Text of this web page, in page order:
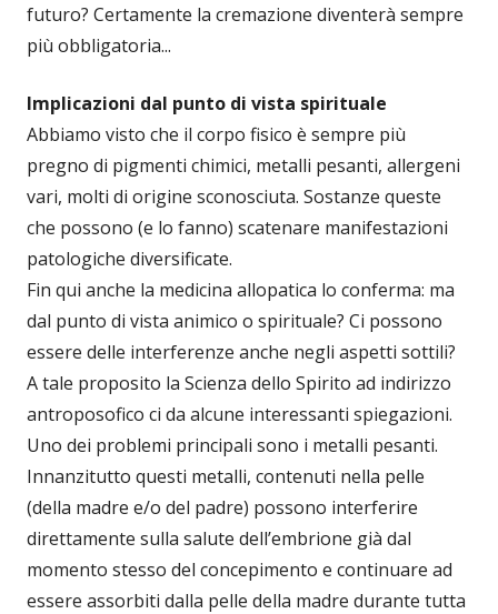
futuro? Certamente la cremazione diventerà sempre
più obbligatoria...
Implicazioni dal punto di vista spirituale
Abbiamo visto che il corpo fisico è sempre più
pregno di pigmenti chimici, metalli pesanti, allergeni
vari, molti di origine sconosciuta. Sostanze queste
che possono (e lo fanno) scatenare manifestazioni
patologiche diversificate.
Fin qui anche la medicina allopatica lo conferma: ma
dal punto di vista animico o spirituale? Ci possono
essere delle interferenze anche negli aspetti sottili?
A tale proposito la Scienza dello Spirito ad indirizzo
antroposofico ci da alcune interessanti spiegazioni.
Uno dei problemi principali sono i metalli pesanti.
Innanzitutto questi metalli, contenuti nella pelle
(della madre e/o del padre) possono interferire
direttamente sulla salute dell’embrione già dal
momento stesso del concepimento e continuare ad
essere assorbiti dalla pelle della madre durante tutta